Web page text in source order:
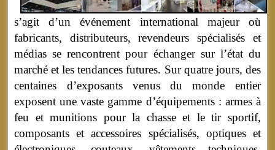
s’agit d’un événement international majeur où
fabricants, distributeurs, revendeurs spécialisés et
médias se rencontrent pour échanger sur l’état du
marché et les tendances futures. Sur quatre jours, des
centaines d’exposants venus du monde entier
exposent une vaste gamme d’équipements : armes à
feu et munitions pour la chasse et le tir sportif,
composants et accessoires spécialisés, optiques et